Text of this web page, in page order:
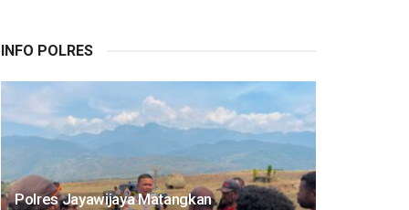
INFO POLRES
Polres Jayawijaya Matangkan